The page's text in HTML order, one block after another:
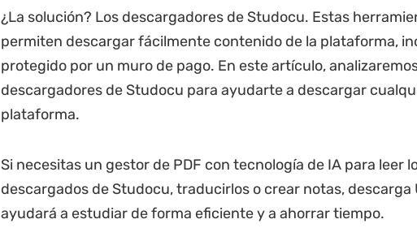
¿La solución? Los descargadores de Studocu. Estas
permiten descargar fácilmente contenido de la plataforma,
protegido por un muro de pago. En este artículo,
descargadores de Studocu para ayudarte a descargar
plataforma.
Si necesitas un gestor de PDF con tecnología de IA para leer
descargados de Studocu, traducirlos o crear notas, descarga
ayudará a estudiar de forma eficiente y a ahorrar tiempo.